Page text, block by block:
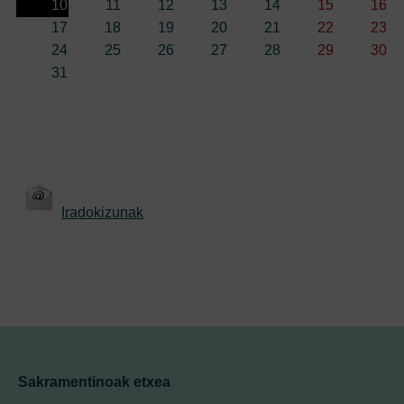
10
11 12 13 14 15
16
17
18 19 20 21 22
23
24
25 26 27 28 29
30
31
Iradokizunak
Sakramentinoak etxea